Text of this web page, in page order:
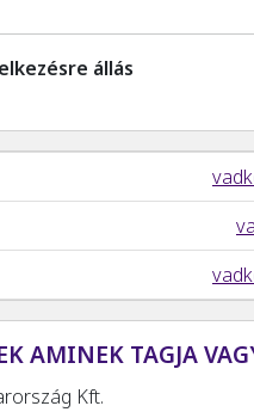
állás
AMINEK TAGJA
Kft.